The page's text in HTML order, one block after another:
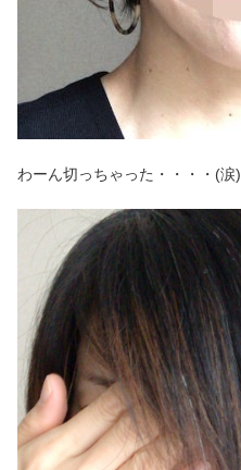
わーん切っちゃった・・・・(涙)